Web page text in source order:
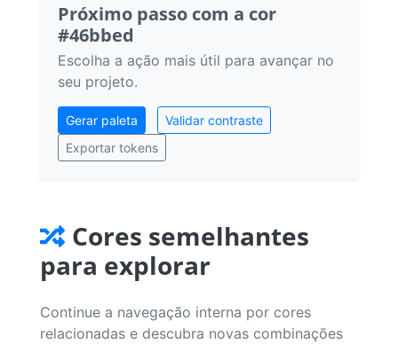
Próximo passo com a cor
#46bbed
Escolha a ação mais útil para avançar no
seu projeto.
Gerar paleta
Validar contraste
Exportar tokens
Cores semelhantes
para explorar
Continue a navegação interna por cores
relacionadas e descubra novas combinações